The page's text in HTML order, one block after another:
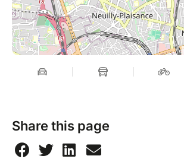
Share this page